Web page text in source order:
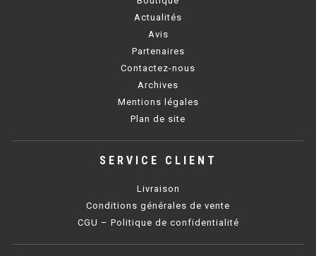
TABLE 700 VITRÉE
TABLE CONGÉLATEUR
SOUBASSEMENT RÉFRIGÉRÉ
TABLE DE PRÉPARATION
SALADETTE COMPACTE
Actualités
Avis
Partenaires
Contactez-nous
Archives
Mentions légales
Plan de site
SERVICE CLIENT
Livraison
Conditions générales de vente
CGU – Politique de confidentialité